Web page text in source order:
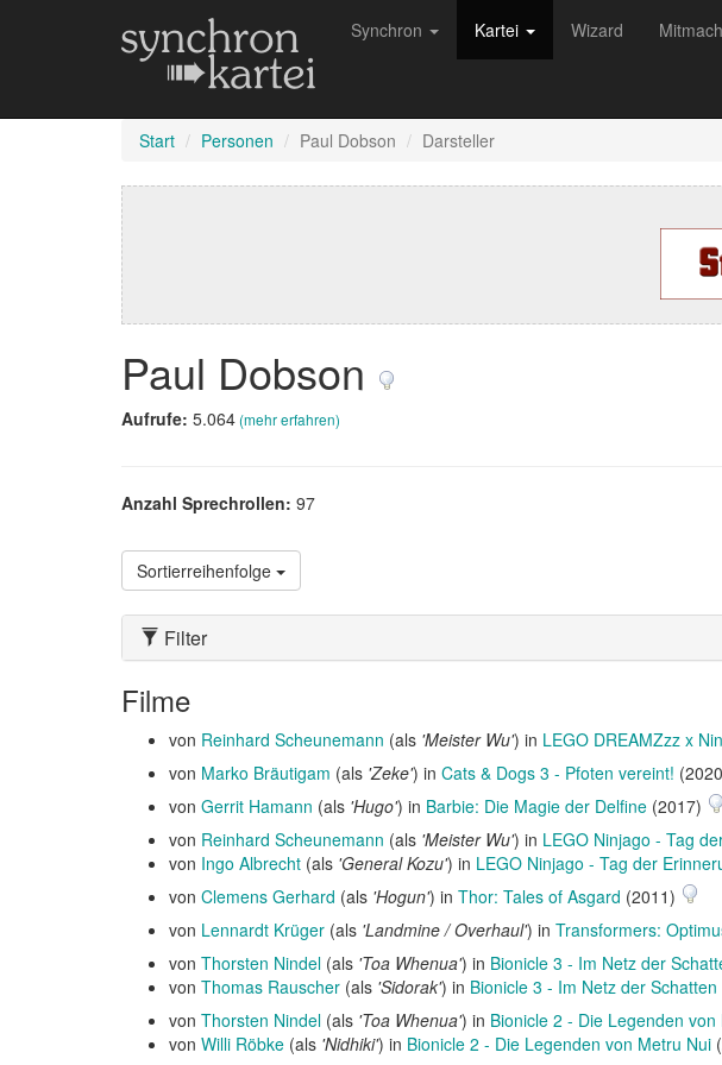
Synchron Kartei Wizard
Start Personen Paul Dobson Darsteller
Paul Dobson
Aufrufe: 5.064(mehr erfahren)
Anzahl Sprechrollen: 97
Sortierreihenfolge
Filter
Filme
von Reinhard Scheunemann (als 'Meister Wu') in LEGO DREAMZzz x
von Marko Bräutigam (als 'Zeke') in Cats & Dogs 3 - Pfoten vereint!
von Gerrit Hamann (als 'Hugo') in Barbie: Die Magie der Delfine (2017)
von Reinhard Scheunemann (als 'Meister Wu') in LEGO Ninjago - Tag
von Ingo Albrecht (als 'General Kozu') in LEGO Ninjago - Tag der
von Clemens Gerhard (als 'Hogun') in Thor: Tales of Asgard (2011)
von Lennardt Krüger (als 'Landmine / Overhaul') in Transformers:
von Thorsten Nindel (als 'Toa Whenua') in Bionicle 3 - Im Netz der
von Thomas Rauscher (als 'Sidorak') in Bionicle 3 - Im Netz der Schatten
von Thorsten Nindel (als 'Toa Whenua') in Bionicle 2 - Die Legenden
von Willi Röbke (als 'Nidhiki') in Bionicle 2 - Die Legenden von Metru Nui